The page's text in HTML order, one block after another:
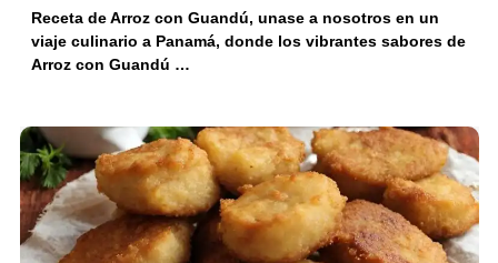
Receta de Arroz con Guandú, unase a nosotros en un
viaje culinario a Panamá, donde los vibrantes sabores de
Arroz con Guandú …